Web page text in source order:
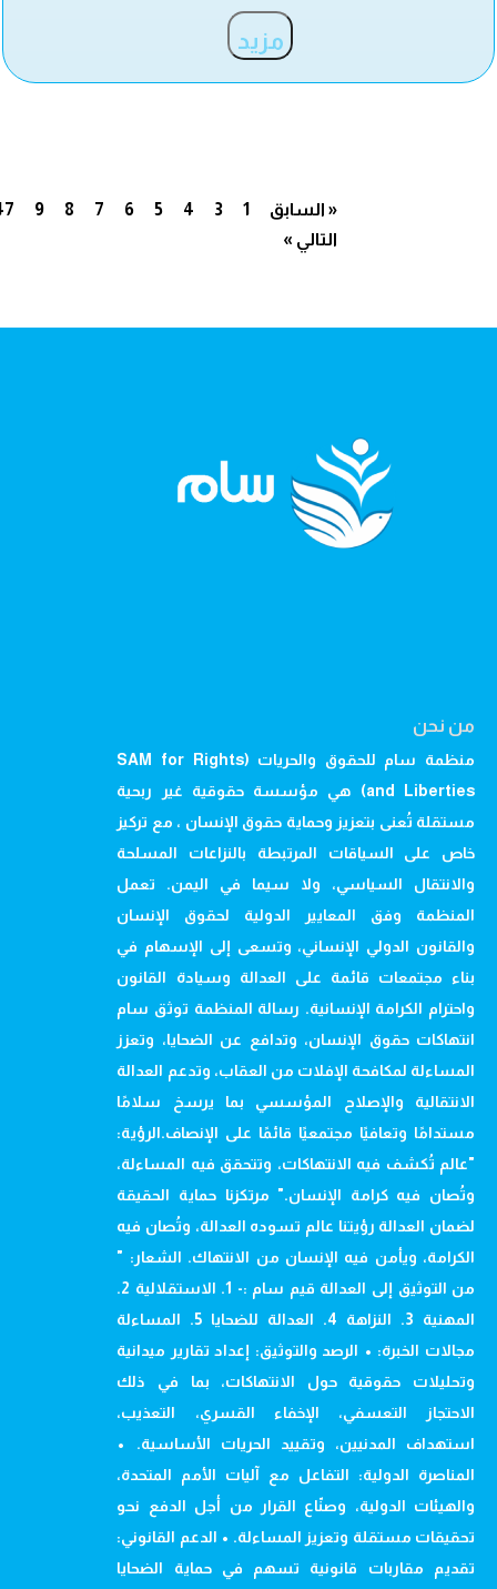
مزيد
« السابق 1
3
4
5
6
7
8
9
التالي »
من نحن
منظمة سام للحقوق والحريات (SAM for Rights
and Liberties) هي مؤسسة حقوقية غير ربحية
مستقلة تُعنى بتعزيز وحماية حقوق الإنسان ، مع تركيز
خاص على السياقات المرتبطة بالنزاعات المسلحة
والانتقال السياسي، ولا سيما في اليمن. تعمل
المنظمة وفق المعايير الدولية لحقوق الإنسان
والقانون الدولي الإنساني، وتسعى إلى الإسهام في
بناء مجتمعات قائمة على العدالة وسيادة القانون
واحترام الكرامة الإنسانية. رسالة المنظمة توثق سام
انتهاكات حقوق الإنسان، وتدافع عن الضحايا، وتعزز
المساءلة لمكافحة الإفلات من العقاب، وتدعم العدالة
الانتقالية والإصلاح المؤسسي بما يرسخ سلامًا
مستدامًا وتعافيًا مجتمعيًا قائمًا على الإنصاف.الرؤية:
"عالم تُكشف فيه الانتهاكات، وتتحقق فيه المساءلة،
وتُصان فيه كرامة الإنسان." مرتكزنا حماية الحقيقة
لضمان العدالة رؤيتنا عالم تسوده العدالة، وتُصان فيه
الكرامة، ويأمن فيه الإنسان من الانتهاك. الشعار: "
من التوثيق إلى العدالة قيم سام :- 1. الاستقلالية 2.
المهنية 3. النزاهة 4. العدالة للضحايا 5. المساءلة
مجالات الخبرة: • الرصد والتوثيق: إعداد تقارير ميدانية
وتحليلات حقوقية حول الانتهاكات، بما في ذلك
الاحتجاز التعسفي، الإخفاء القسري، التعذيب،
استهداف المدنيين، وتقييد الحريات الأساسية. •
المناصرة الدولية: التفاعل مع آليات الأمم المتحدة،
والهيئات الدولية، وصنّاع القرار من أجل الدفع نحو
تحقيقات مستقلة وتعزيز المساءلة. • الدعم القانوني:
تقديم مقاربات قانونية تسهم في حماية الضحايا